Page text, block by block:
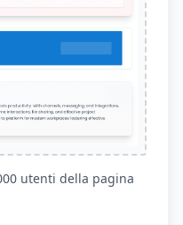
utenti della pagina